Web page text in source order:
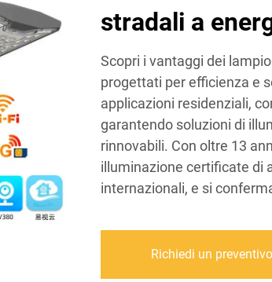
stradali a
Scopri i vantaggi dei
progettati per efficienza e
applicazioni residenziali,
garantendo soluzioni di
rinnovabili. Con oltre 13
illuminazione certificate di
internazionali, e si
Richiedi un preventivo